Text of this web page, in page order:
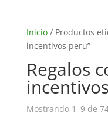
Inicio/ Productos
incentivos peru”
Regalos
Mostrando 1–9 de